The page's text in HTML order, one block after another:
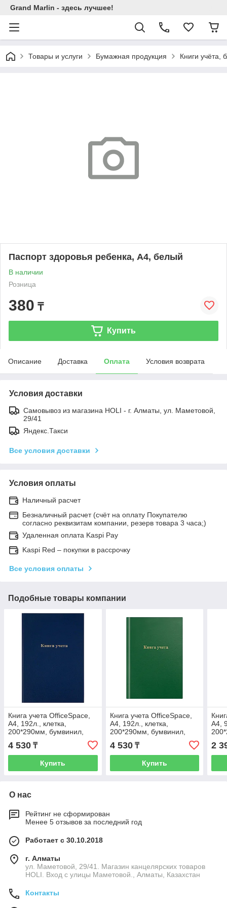
Grand Marlin - здесь лучшее!
Товары и услуги Бумажная продукция Книги учёта,
Паспорт здоровья ребенка, А4, белый
В наличии
Розница
380 ₸
Купить
Описание Доставка Оплата Условия возврата
Условия доставки
Самовывоз из магазина HOLI - г. Алматы, ул. Маметовой,
29/41
Яндекс.Такси
Все условия доставки
Условия оплаты
Наличный расчет
Безналичный расчет (счёт на оплату Покупателю
согласно реквизитам компании, резерв товара 3 часа;)
Удаленная оплата Kaspi Pay
Kaspi Red – покупки в рассрочку
Все условия оплаты
Подобные товары компании
Книга учета OfficeSpace,
А4, 192л., клетка,
200*290мм, бумвинил,
4 530 ₸
Купить
Книга учета OfficeSpace,
А4, 192л., клетка,
200*290мм, бумвинил,
офсетный
4 530₸
Купить
А4,
2
О нас
Рейтинг не сформирован
Менее 5 отзывов за последний год
Работает с 30.10.2018
г. Алматы
ул. Маметовой, 29/41. Магазин канцелярских товаров
HOLI. Вход с улицы Маметовой., Алматы, Казахстан
Контакты